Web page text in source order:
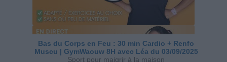
Bas du Corps en Feu : 30 min Cardio + Renfo
Muscu | GymWaouw 8H avec Léa du 03/09/2025
Sport pour maigrir à la maison